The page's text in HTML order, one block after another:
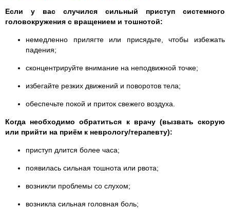
Если у вас случился сильный приступ системного
головокружения с вращением и тошнотой:
немедленно прилягте или присядьте, чтобы избежать
падения;
сконцентрируйте внимание на неподвижной точке;
избегайте резких движений и поворотов тела;
обеспечьте покой и приток свежего воздуха.
Когда необходимо обратиться к врачу (вызвать скорую
или прийти на приём к неврологу/терапевту):
приступ длится более часа;
появилась сильная тошнота или рвота;
возникли проблемы со слухом;
возникла сильная головная боль;